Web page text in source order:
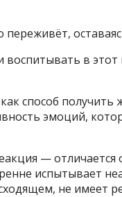
переживёт,
воспитывать в
способ получить
эмоций,
—
испытывает
не имеет